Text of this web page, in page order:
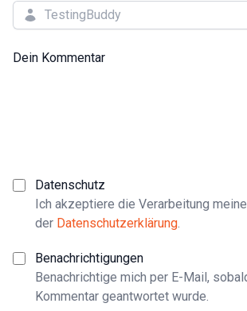
Dein Kommentar
Datenschutz
Ich akzeptiere die Verarbeitung
der Datenschutzerklärung.
Benachrichtigungen
Benachrichtige mich per E-Mail,
Kommentar geantwortet wurde.